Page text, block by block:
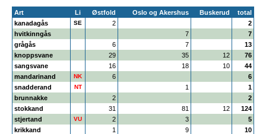
Art Li Østfold Oslo og Akershus Buskerud
total
kanadagås
SE 2
2
hvitkinngås
7
7
grågås
6 7
13
knoppsvane
29 35 12
76
sangsvane
16 18 10
44
mandarinand
NK 6
6
snadderand
NT 1
1
brunnakke
2
2
stokkand
31 81 12
124
stjertand
VU 2 3
5
krikkand
1 9
10